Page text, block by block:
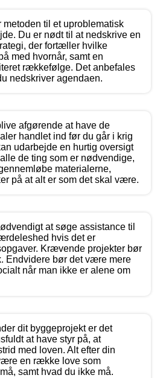
metoden til et uproblematisk
Du er nødt til at nedskrive en
der fortæller hvilke
med hvornår, samt en
rækkefølge. Det anbefales
nedskriver agendaen.
afgørende at have de
handlet ind før du går i krig
udarbejde en hurtig oversigt
de ting som er nødvendige,
materialerne,
på at alt er som det skal være.
at søge assistance til
hvis det er
Krævende projekter bør
Endvidere bør det være mere
når man ikke er alene om
dit byggeprojekt er det
at have styr på, at
med loven. Alt efter din
en række love som
samt hvad du ikke må.